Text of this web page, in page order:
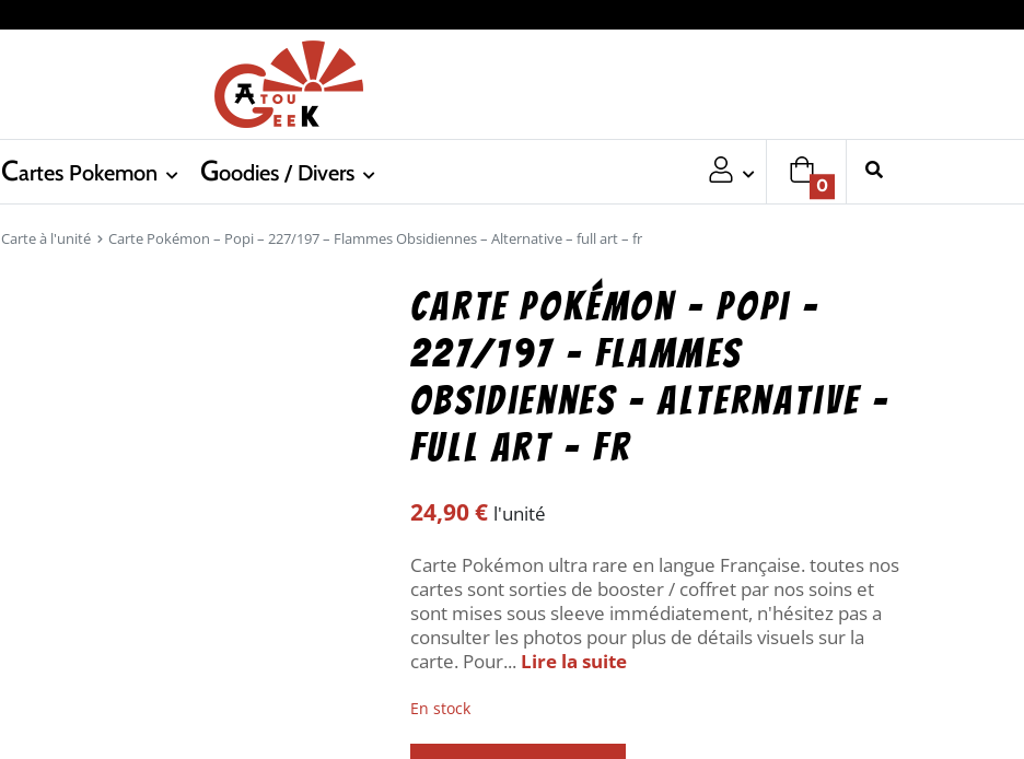
Cartes Pokemon Goodies / Divers
0
Carte à l'unité Carte Pokémon – Popi – 227/197 – Flammes Obsidiennes – Alternative – full art – fr
Carte Pokémon – Popi –
227/197 – Flammes
Obsidiennes – Alternative –
full art – fr
24,90€ l'unité
Carte Pokémon ultra rare en langue Française. toutes nos
cartes sont sorties de booster / coffret par nos soins et
sont mises sous sleeve immédiatement, n'hésitez pas a
consulter les photos pour plus de détails visuels sur la
carte. Pour... Lire la suite
En stock